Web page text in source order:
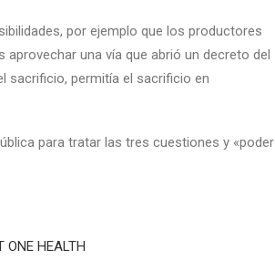
por ejemplo que los productores
una vía que abrió un decreto del
sacrificio, permitía el sacrificio en
para tratar las tres cuestiones y «poder
ONE HEALTH